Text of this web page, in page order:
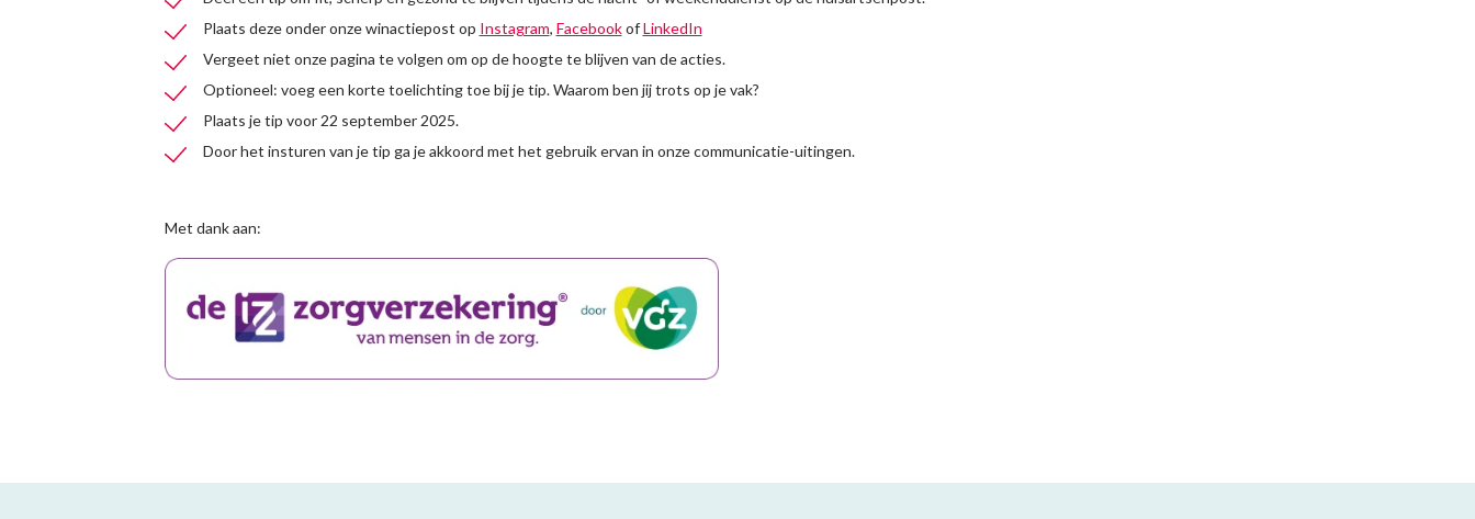
Plaats deze onder onze winactiepost op Instagram, FacebookofLinkedIn
Vergeet niet onze pagina te volgen om op de hoogte te blijven van de acties.
Optioneel: voeg een korte toelichting toe bij je tip. Waarom ben jij trots op je vak?
Plaats je tip voor 22 september 2025.
Door het insturen van je tip ga je akkoord met het gebruik ervan in onze communicatie-uitingen.
Met dank aan: